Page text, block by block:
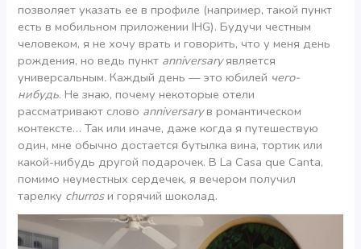
позволяет указать ее в профиле (например, такой пункт
есть в мобильном приложении IHG). Будучи честным
человеком, я не хочу врать и говорить, что у меня день
рождения, но ведь пункт anniversaryявляется
универсальным.Каждый день — это юбилей чего-
нибудь. Не знаю, почему некоторые отели
рассматривают слово anniversaryв романтическом
контексте… Так или иначе, даже когда я путешествую
один, мне обычно достается бутылка вина, тортик или
какой-нибудь другой подарочек. В La Casa que Canta,
помимо неуместных сердечек, я вечером получил
тарелку churrosи горячий шоколад.